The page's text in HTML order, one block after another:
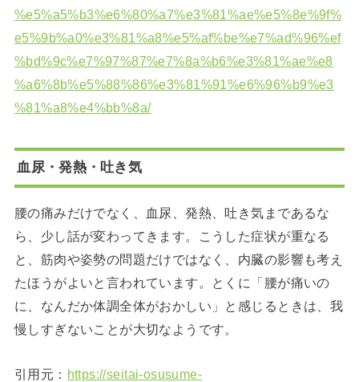
%e5%a5%b3%e6%80%a7%e3%81%ae%e5%8e%9f%
e5%9b%a0%e3%81%a8%e5%af%be%e7%ad%96%ef
%bd%9c%e7%97%87%e7%8a%b6%e3%81%ae%e8
%a6%8b%e5%88%86%e3%81%91%e6%96%b9%e3
%81%a8%e4%bb%8a/
血尿・発熱・吐き気
腰の痛みだけでなく、血尿、発熱、吐き気まであるな
ら、少し話が変わってきます。こうした症状が重なる
と、筋肉や姿勢の問題だけではなく、内臓の影響も考え
たほうがよいと言われています。とくに「腰が痛いの
に、なんだか体調全体がおかしい」と感じるときは、我
慢しすぎないことが大切なようです。
引用元： https://seitai-osusume-